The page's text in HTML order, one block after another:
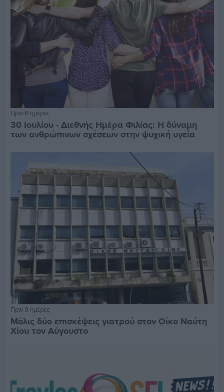
Πριν 8 ημέρες
30 Ιουλίου - Διεθνής Ημέρα Φιλίας: Η δύναμη
των ανθρώπινων σχέσεων στην ψυχική υγεία
Πριν 9 ημέρες
Μόλις δύο επισκέψεις γιατρού στον Οίκο Ναύτη
Χίου τον Αύγουστο